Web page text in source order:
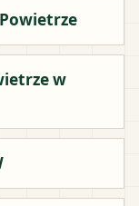
w